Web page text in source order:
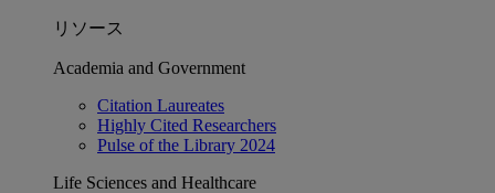
リソース
Academia and Government
Citation Laureates
Highly Cited Researchers
Pulse of the Library 2024
Life Sciences and Healthcare